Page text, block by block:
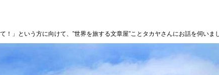
」という方に向けて、”世界を旅する文章屋”ことタカヤさんにお話を伺いま